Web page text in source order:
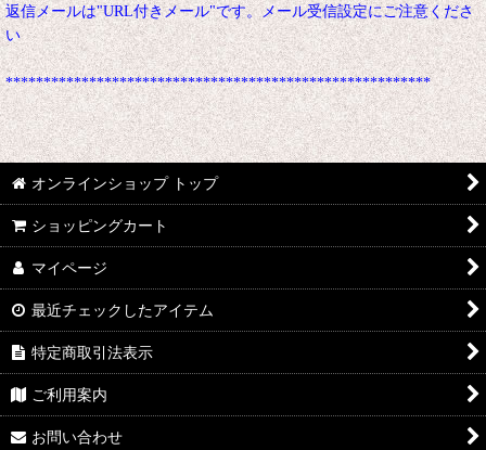
返信メールは"URL付きメール"です。メール受信設定にご注意くださ
い
********************************************************
オンラインショップ トップ
ショッピングカート
マイページ
最近チェックしたアイテム
特定商取引法表示
ご利用案内
お問い合わせ